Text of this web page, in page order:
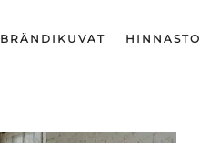
BRÄNDIKUVAT HINNASTO